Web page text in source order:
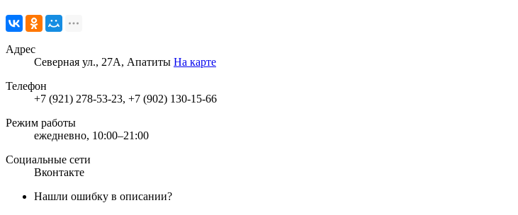
Адрес
Северная ул., 27А, Апатиты На карте
Телефон
+7 (921) 278-53-23, +7 (902) 130-15-66
Режим работы
ежедневно, 10:00–21:00
Социальные сети
Вконтакте
Нашли ошибку в описании?